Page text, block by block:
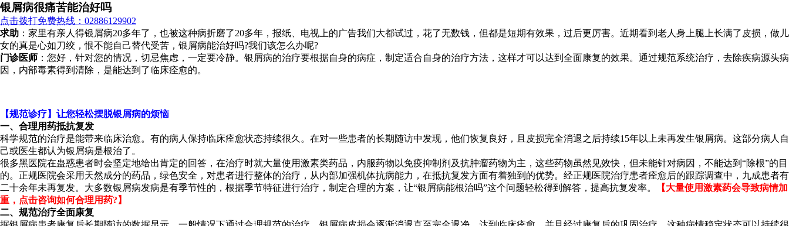
银屑病很痛苦能治好吗
点击拨打免费热线：02886129902
求助 ：家里有亲人得银屑病20多年了，也被这种病折磨了20多年，报纸、电视上的广告我们大都试过，花了无数钱，但都是短期有效果，过后更厉害。近期看到老人身上腿上长满了皮损，做儿
女的真是心如刀绞，恨不能自己替代受苦，银屑病能治好吗?我们该怎么办呢?
门诊医师 ：您好，针对您的情况，切忌焦虑，一定要冷静。银屑病的治疗要根据自身的病症，制定适合自身的治疗方法，这样才可以达到全面康复的效果。通过规范系统治疗，去除疾病源头病
因，内部毒素得到清除，是能达到了临床痊愈的。
【规范诊疗】让您轻松摆脱银屑病的烦恼
一、合理用药抵抗复发
科学规范的治疗是能带来临床治愈。有的病人保持临床痊愈状态持续很久。在对一些患者的长期随访中发现，他们恢复良好，且皮损完全消退之后持续15年以上未再发生银屑病。这部分病人自
己或医生都认为银屑病是根治了。
很多黑医院在蛊惑患者时会坚定地给出肯定的回答，在治疗时就大量使用激素类药品，内服药物以免疫抑制剂及抗肿瘤药物为主，这些药物虽然见效快，但未能针对病因，不能达到“除根”的目
的。正规医院会采用天然成分的药品，绿色安全，对患者进行整体的治疗，从内部加强机体抗病能力，在抵抗复发方面有着独到的优势。经正规医院治疗患者痊愈后的跟踪调查中，九成患者有
二十余年未再复发。大多数银屑病发病是有季节性的，根据季节特征进行治疗，制定合理的方案，让“银屑病能根治吗”这个问题轻松得到解答，提高抗复发率。
【大量使用激素药会导致病情加
重，点击咨询如何合理用药?】
二、规范治疗全面康复